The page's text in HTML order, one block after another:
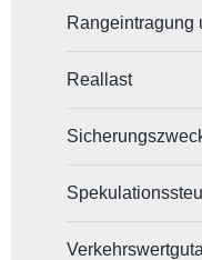
Rangeintragung
Reallast